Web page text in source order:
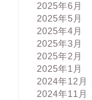
2025年6月
2025年5月
2025年4月
2025年3月
2025年2月
2025年1月
2024年12月
2024年11月